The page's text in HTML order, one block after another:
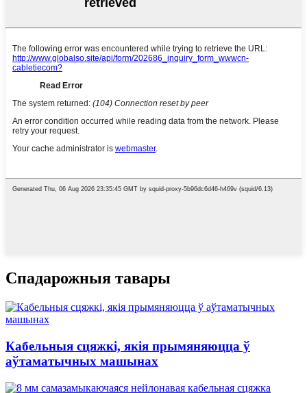
Спадарожныя тавары
Кабельныя сцяжкі, якія прымяняюцца ў
аўтаматычных машынах